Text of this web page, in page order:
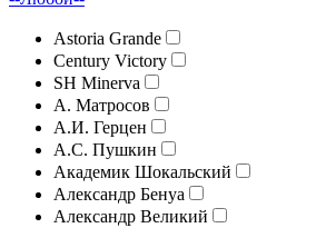
Astoria Grande
Century Victory
SH Minerva
А. Матросов
А.И. Герцен
А.С. Пушкин
Академик Шокальский
Александр Бенуа
Александр Великий